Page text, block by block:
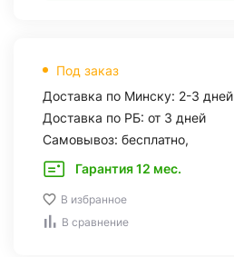
Под заказ
Доставка по Минску: 2-3 дней
Доставка по РБ: от 3 дней
Самовывоз: бесплатно,
Гарантия 12 мес.
В избранное
В сравнение